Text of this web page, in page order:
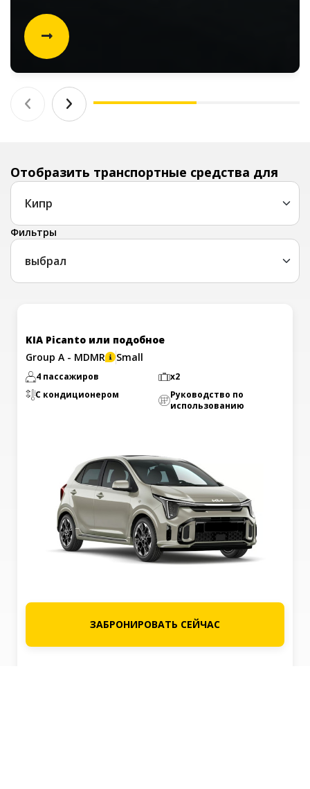
Отобразить транспортные средства для
Фильтры
выбрал
KIA Picanto или подобное
Group A - MDMR
Small
4 пассажиров
x2
С кондиционером
Руководство по
использованию
ЗАБРОНИРОВАТЬ СЕЙЧАС